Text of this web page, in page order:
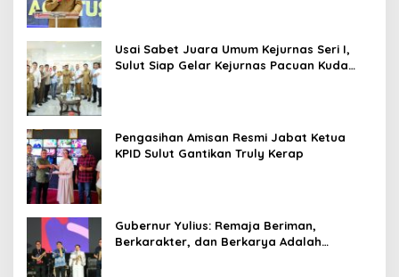
Usai Sabet Juara Umum Kejurnas Seri I,
Sulut Siap Gelar Kejurnas Pacuan Kuda
Pengasihan Amisan Resmi Jabat Ketua
KPID Sulut Gantikan Truly Kerap
Gubernur Yulius: Remaja Beriman,
Berkarakter, dan Berkarya Adalah